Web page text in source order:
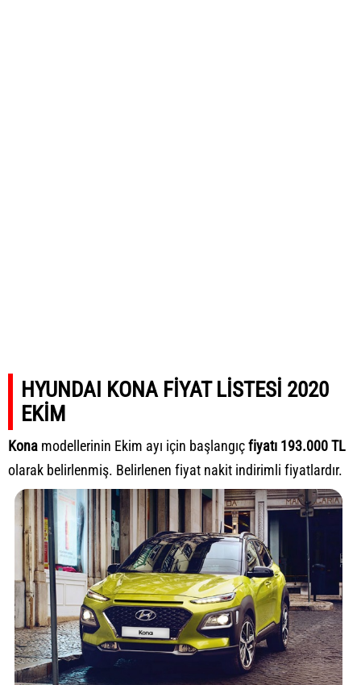
HYUNDAI KONA FİYAT LİSTESİ 2020
EKİM
Kona modellerinin Ekim ayı için başlangıçfiyatı 193.000 TL
olarak belirlenmiş. Belirlenen fiyat nakit indirimli fiyatlardır.